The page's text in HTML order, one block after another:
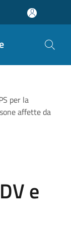
per la
affette da
e